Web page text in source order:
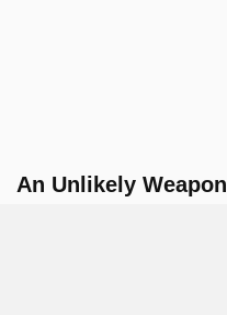
An Unlikely Weapon